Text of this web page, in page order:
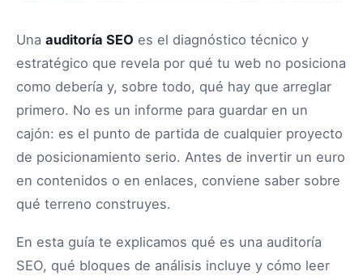
Una auditoría SEO es el diagnóstico técnico y
estratégico que revela por qué tu web no posiciona
como debería y, sobre todo, qué hay que arreglar
primero. No es un informe para guardar en un
cajón: es el punto de partida de cualquier proyecto
de posicionamiento serio. Antes de invertir un euro
en contenidos o en enlaces, conviene saber sobre
qué terreno construyes.
En esta guía te explicamos qué es una auditoría
SEO, qué bloques de análisis incluye y cómo leer